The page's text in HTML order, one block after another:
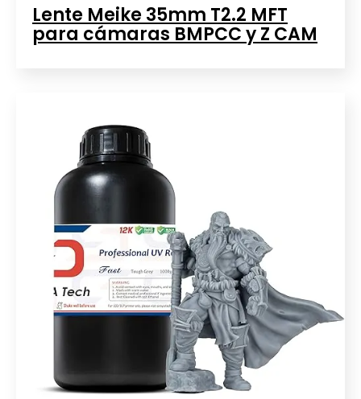
Lente Meike 35mm T2.2 MFT
para cámaras BMPCC y Z CAM